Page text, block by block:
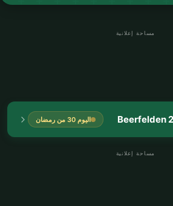
مساحة إعلانية
اليوم 30 من رمضان
مساحة إعلانية